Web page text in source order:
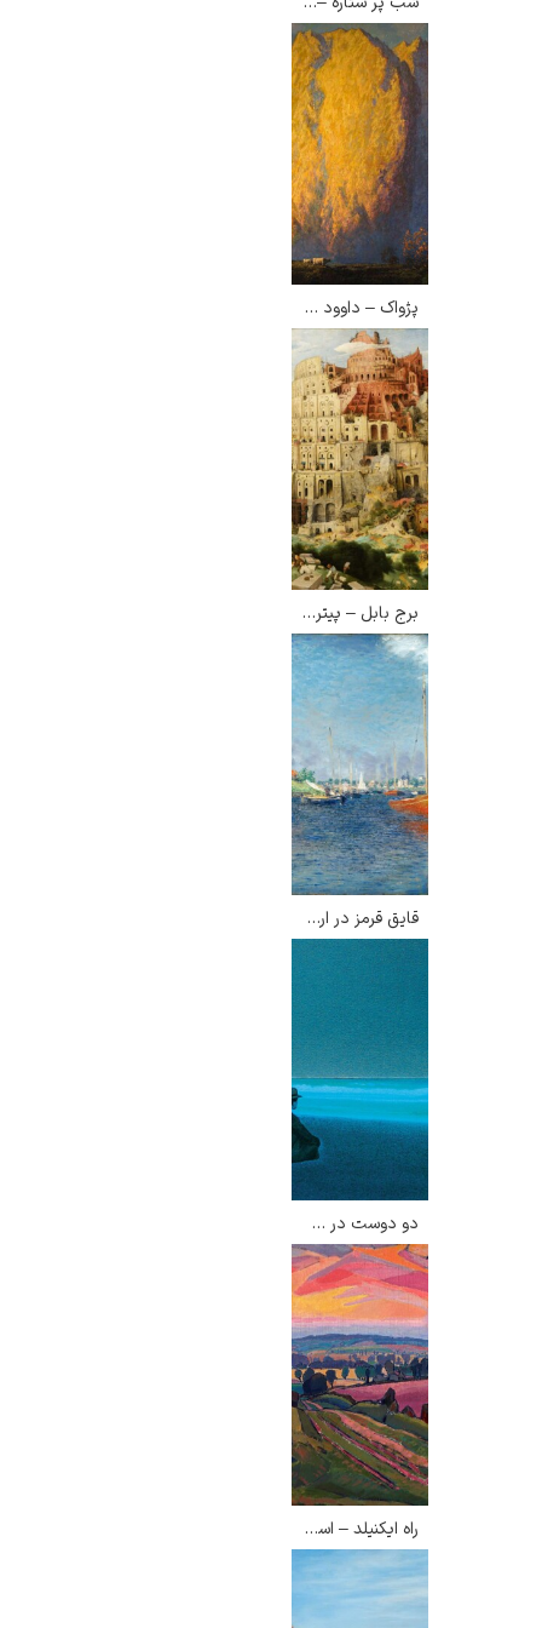
گوستاو کلیمت
ادوارد مونک
کامی پیسارو
ادوارد هاپر
ادگار دگا
لودویگ دویچ
رامبرانت
پیر آگوست رنوآر
پل سزان
پژواک – داوود امدادیان
برج بابل – پیتر بروگل
قایق قرمز در ارژانتوی – کلود مونه
دو دوست در ساحل لانگ آیلند – دیوین لئوناردی
راه ایکنیلد – اسپنسر گور